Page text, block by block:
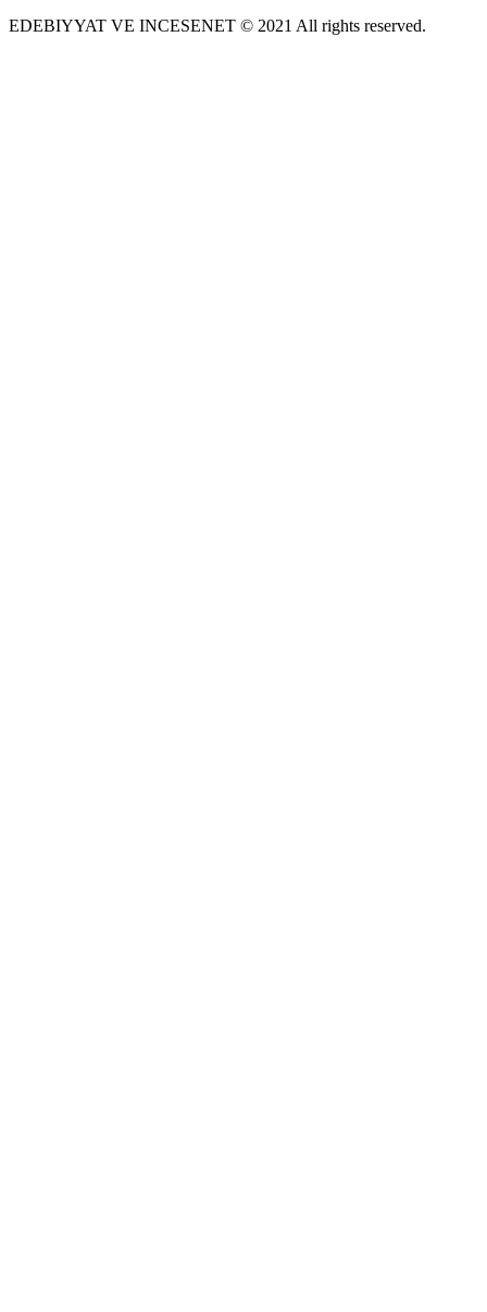
EDEBIYYAT VE INCESENET © 2021 All rights reserved.